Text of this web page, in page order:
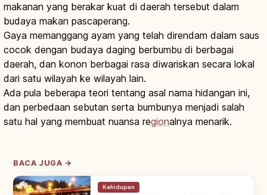
makanan yang berakar kuat di daerah tersebut dalam
budaya makan pascaperang.
Gaya memanggang ayam yang telah direndam dalam saus
cocok dengan budaya daging berbumbu di berbagai
daerah, dan konon berbagai rasa diwariskan secara lokal
dari satu wilayah ke wilayah lain.
Ada pula beberapa teori tentang asal nama hidangan ini,
dan perbedaan sebutan serta bumbunya menjadi salah
satu hal yang membuat nuansa regionalnya menarik.
BACA JUGA →
Kehidupan